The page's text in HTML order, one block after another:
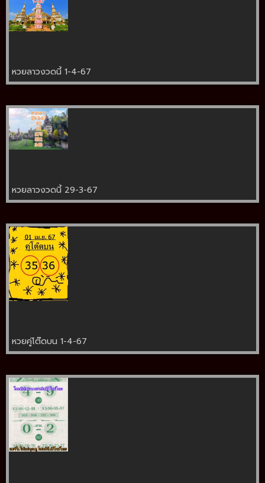
หวยลาวงวดนี้ 1-4-67
หวยลาวงวดนี้ 29-3-67
หวยคู่โต๊ดบน 1-4-67